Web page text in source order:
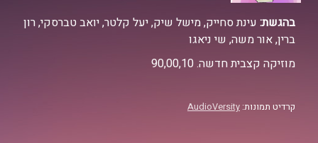
בהגשת: עינת סחייק, מישל שיק, יעל קלטר, יואב טברסקי, רון
ברין, אור משה, שי ניאגו
מוזיקה קצבית חדשה. 90,00,10
קרדיט תמונות: AudioVersity